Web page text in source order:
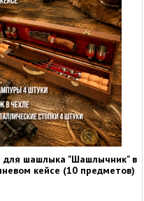
для шашлыка "Шашлычник" в
кейсе (10 предметов)